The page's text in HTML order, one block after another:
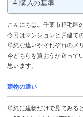
購入の基準
こんにちは。千葉市稲毛区
今回はマンションと戸建て
単純な違いやそれぞれのメ
今どちらを買おうか迷って
思います。
建物の違い
単純に建物だけで見てみる